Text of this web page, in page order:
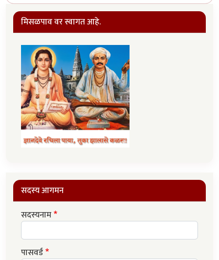
मिसळपाव वर स्वागत आहे.
सदस्य आगमन
सदस्यनाम
पासवर्ड